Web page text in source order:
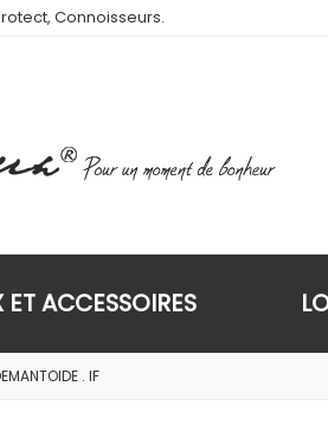
Connoisseurs.
ET ACCESSOIRES
. IF